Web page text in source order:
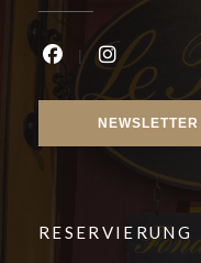
FacebookInstagram
NEWSLETTER
RESERVIERUNG